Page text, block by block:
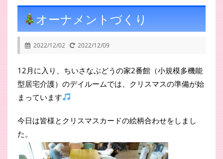
オーナメントづくり
2022/12/02 2022/12/09
12月に入り、ちいさなぶどうの家2番館（小規模多機能
型居宅介護）のデイルームでは、クリスマスの準備が始
まっています
今日は皆様とクリスマスカードの絵柄合わせをしまし
た。